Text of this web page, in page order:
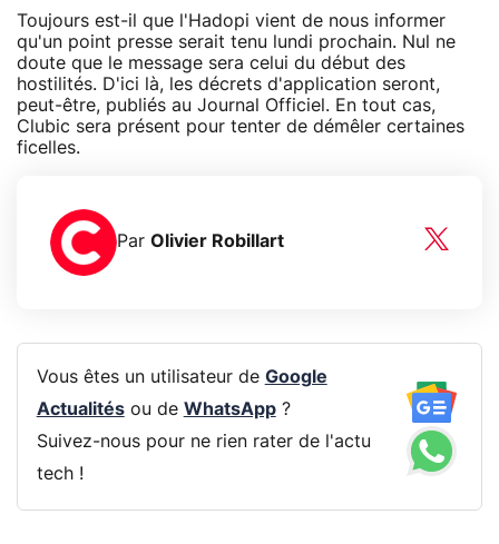
Toujours est-il que l'Hadopi vient de nous informer
qu'un point presse serait tenu lundi prochain. Nul ne
doute que le message sera celui du début des
hostilités. D'ici là, les décrets d'application seront,
peut-être, publiés au Journal Officiel. En tout cas,
Clubic sera présent pour tenter de démêler certaines
ficelles.
Par Olivier Robillart
Vous êtes un utilisateur de Google
Actualitésou de WhatsApp?
Suivez-nous pour ne rien rater de l'actu
tech !